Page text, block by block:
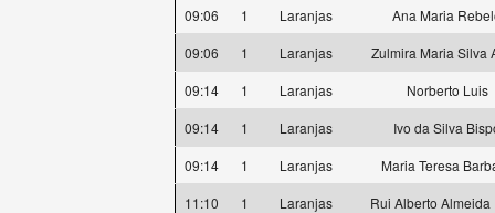
09:06
1 Laranjas
Ana Maria
09:06
1 Laranjas
Zulmira Maria Silva
09:14
1 Laranjas
Norberto Luis
09:14
1 Laranjas
Ivo da Silva
09:14
1 Laranjas
Maria Teresa
11:10
1 Laranjas
Rui Alberto Almeida